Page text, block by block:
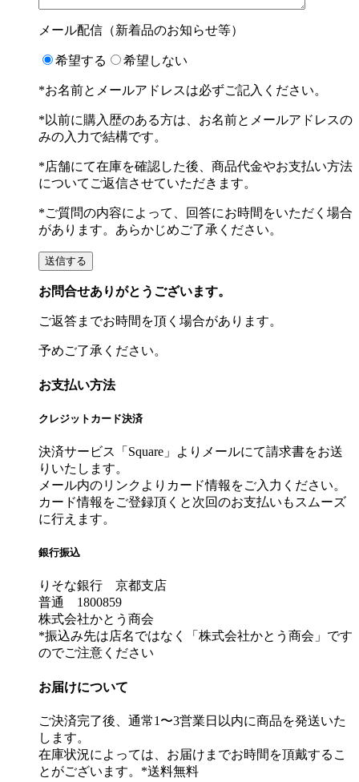
メール配信（新着品のお知らせ等）
希望する 希望しない
*お名前とメールアドレスは必ずご記入ください。
*以前に購入歴のある方は、お名前とメールアドレスの
みの入力で結構です。
*店舗にて在庫を確認した後、商品代金やお支払い方法
についてご返信させていただきます。
*ご質問の内容によって、回答にお時間をいただく場合
があります。あらかじめご了承ください。
お問合せありがとうございます。
ご返答までお時間を頂く場合があります。
予めご了承ください。
お支払い方法
クレジットカード決済
決済サービス「Square」よりメールにて請求書をお送
りいたします。
メール内のリンクよりカード情報をご入力ください。
カード情報をご登録頂くと次回のお支払いもスムーズ
に行えます。
銀行振込
りそな銀行 京都支店
普通 1800859
株式会社かとう商会
*振込み先は店名ではなく「株式会社かとう商会」です
のでご注意ください
お届けについて
ご決済完了後、通常1〜3営業日以内に商品を発送いた
します。
在庫状況によっては、お届けまでお時間を頂戴するこ
とがございます。*送料無料